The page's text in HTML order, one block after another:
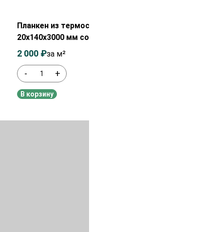
Планкен из термососны
20х140х3000 мм сорт АВ
- +
2 000 ₽за м²
В корзину